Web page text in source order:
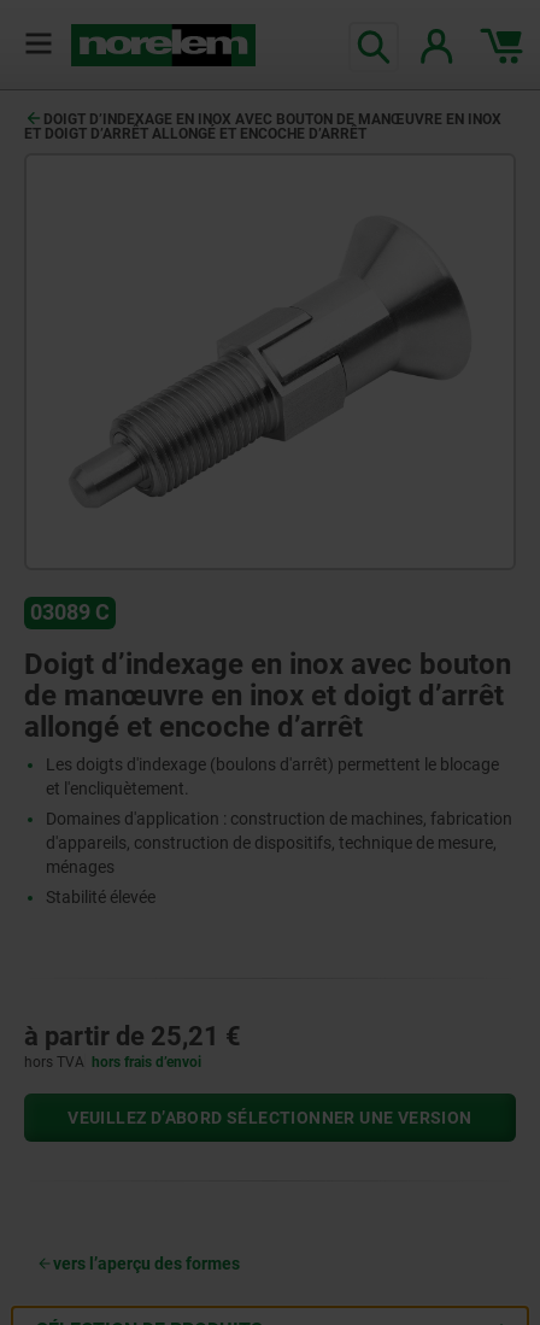
DOIGT D’INDEXAGE EN INOX AVEC BOUTON DE MANŒUVRE EN INOX
ET DOIGT D’ARRÊT ALLONGÉ ET ENCOCHE D’ARRÊT
03089 C
Doigt d’indexage en inox avec bouton
de manœuvre en inox et doigt d’arrêt
allongé et encoche d’arrêt
Les doigts d'indexage (boulons d'arrêt) permettent le blocage
et l'encliquètement.
Domaines d'application : construction de machines, fabrication
d'appareils, construction de dispositifs, technique de mesure,
ménages
Stabilité élevée
à partir de 25,21 €
hors TVA hors frais d’envoi
VEUILLEZ D’ABORD SÉLECTIONNER UNE VERSION
vers l’aperçu des formes